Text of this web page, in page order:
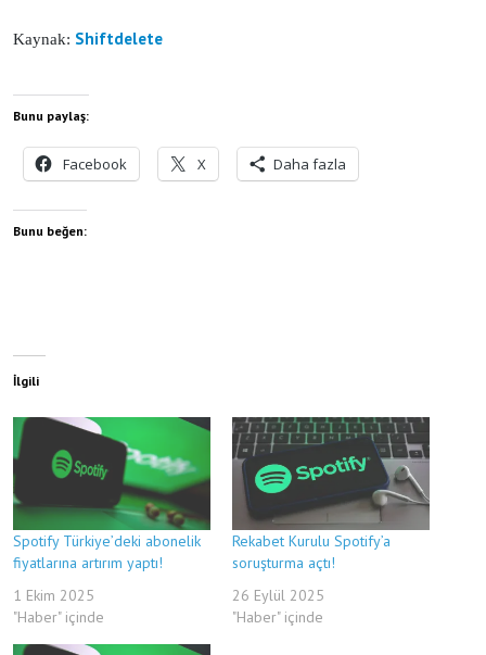
Kaynak: Shiftdelete
Bunu paylaş:
Facebook X Daha fazla
Bunu beğen:
İlgili
Spotify Türkiye’deki abonelik
fiyatlarına artırım yaptı!
1 Ekim 2025
"Haber" içinde
Rekabet Kurulu Spotify’a
soruşturma açtı!
26 Eylül 2025
"Haber" içinde